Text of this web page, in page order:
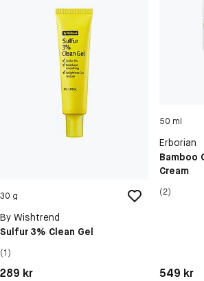
30 g
By Wishtrend
Sulfur 3% Clean Gel
(1)
Pris: 289 kr
289 kr
50 ml
Erborian
Bamboo
Cream
(2)
Pris: 549
549 kr